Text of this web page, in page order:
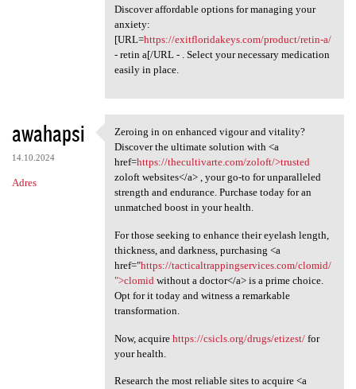
Discover affordable options for managing your
anxiety:
[URL=https://exitfloridakeys.com/product/retin-a/
- retin a[/URL - . Select your necessary medication
easily in place.
awahapsi
14.10.2024
Adres
Zeroing in on enhanced vigour
Zeroing in on enhanced vigour and vitality?
Discover the ultimate solution with <a
href=https://thecultivarte.com/zoloft/>trusted
zoloft websites</a> , your go-to for unparalleled
strength and endurance. Purchase today for an
unmatched boost in your health.
For those seeking to enhance their eyelash length,
thickness, and darkness, purchasing <a
href="https://tacticaltrappingservices.com/clomid/
">clomid without a doctor</a> is a prime choice.
Opt for it today and witness a remarkable
transformation.
Now, acquire https://csicls.org/drugs/etizest/for
your health.
Research the most reliable sites to acquire <a